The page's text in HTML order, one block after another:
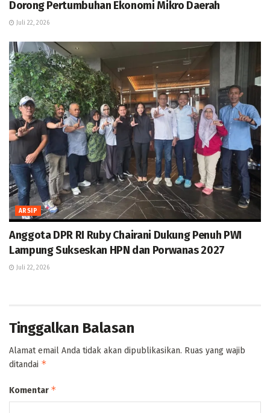
Dorong Pertumbuhan Ekonomi Mikro Daerah
Juli 22, 2026
ARSIP
Anggota DPR RI Ruby Chairani Dukung Penuh PWI
Lampung Sukseskan HPN dan Porwanas 2027
Juli 22, 2026
Tinggalkan Balasan
Alamat email Anda tidak akan dipublikasikan. Ruas yang wajib
ditandai *
Komentar *